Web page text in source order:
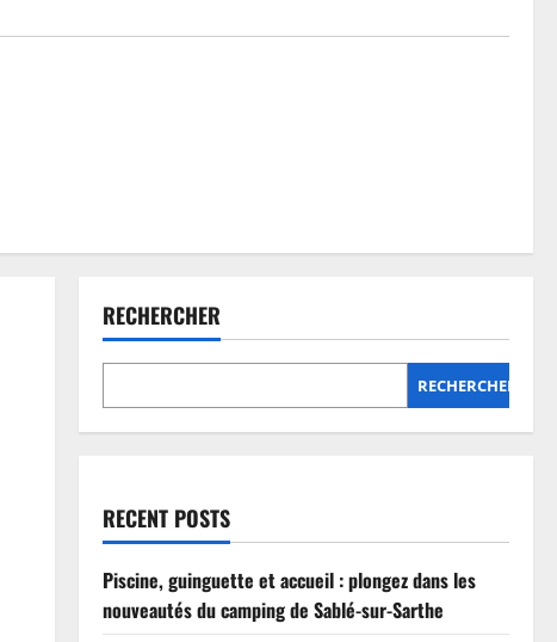
RECHERCHER
RECHERCHER
RECENT POSTS
Piscine, guinguette et accueil : plongez dans les
nouveautés du camping de Sablé-sur-Sarthe